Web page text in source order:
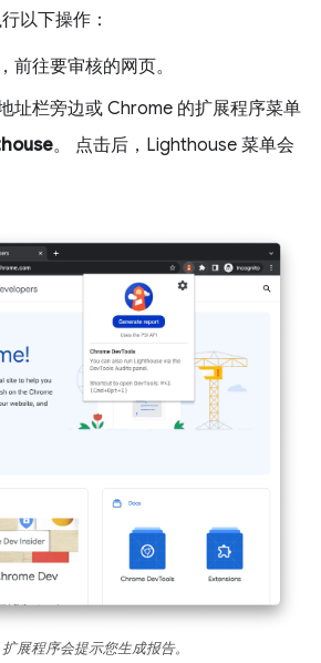
以下操作：
前往要审核的网页。
址栏旁边或 Chrome 的扩展程序菜单
。 点击后，Lighthouse 菜单会
扩展程序会提示您生成报告。